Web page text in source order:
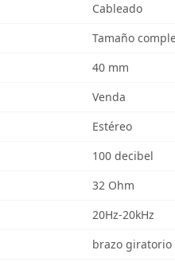
Cableado
Tamaño
40 mm
Venda
Estéreo
100 decibel
32 Ohm
20Hz-20kHz
brazo giratorio